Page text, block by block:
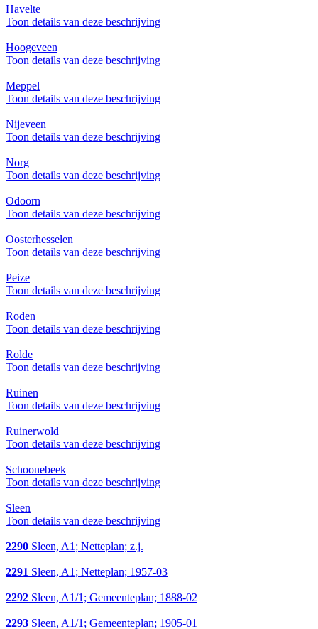
Havelte
Toon details van deze beschrijving
Hoogeveen
Toon details van deze beschrijving
Meppel
Toon details van deze beschrijving
Nijeveen
Toon details van deze beschrijving
Norg
Toon details van deze beschrijving
Odoorn
Toon details van deze beschrijving
Oosterhesselen
Toon details van deze beschrijving
Peize
Toon details van deze beschrijving
Roden
Toon details van deze beschrijving
Rolde
Toon details van deze beschrijving
Ruinen
Toon details van deze beschrijving
Ruinerwold
Toon details van deze beschrijving
Schoonebeek
Toon details van deze beschrijving
Sleen
Toon details van deze beschrijving
2290 Sleen, A1; Netteplan; z.j.
2291 Sleen, A1; Netteplan; 1957-03
2292 Sleen, A1/1; Gemeenteplan; 1888-02
2293 Sleen, A1/1; Gemeenteplan; 1905-01